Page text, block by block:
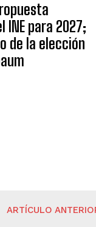
INE para 2027;
de la elección
ARTÍCULO